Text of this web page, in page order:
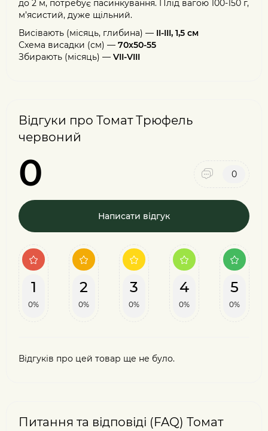
до 2 м, потребує пасинкування. Плід вагою 100-150 г,
м’ясистий, дуже щільний.
Висівають (місяць, глибина) — II-III, 1,5 см
Схема висадки (см) — 70х50-55
Збирають (місяць) — VII-VIII
Відгуки про Томат Трюфель
червоний
0 0
Написати відгук
1
0%
2
0%
3
0%
4
0%
5
0%
Відгуків про цей товар ще не було.
Питання та відповіді (FAQ) Томат